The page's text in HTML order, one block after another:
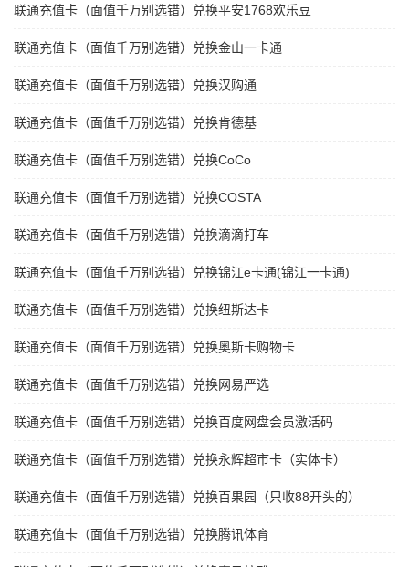
联通充值卡（面值千万别选错）兑换平安1768欢乐豆
联通充值卡（面值千万别选错）兑换金山一卡通
联通充值卡（面值千万别选错）兑换汉购通
联通充值卡（面值千万别选错）兑换肯德基
联通充值卡（面值千万别选错）兑换CoCo
联通充值卡（面值千万别选错）兑换COSTA
联通充值卡（面值千万别选错）兑换滴滴打车
联通充值卡（面值千万别选错）兑换锦江e卡通(锦江一卡通)
联通充值卡（面值千万别选错）兑换纽斯达卡
联通充值卡（面值千万别选错）兑换奥斯卡购物卡
联通充值卡（面值千万别选错）兑换网易严选
联通充值卡（面值千万别选错）兑换百度网盘会员激活码
联通充值卡（面值千万别选错）兑换永辉超市卡（实体卡）
联通充值卡（面值千万别选错）兑换百果园（只收88开头的）
联通充值卡（面值千万别选错）兑换腾讯体育